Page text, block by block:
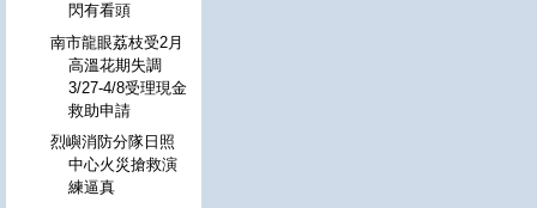
閃有看頭
南市龍眼荔枝受2月
高溫花期失調
3/27-4/8受理現金
救助申請
烈嶼消防分隊日照
中心火災搶救演
練逼真